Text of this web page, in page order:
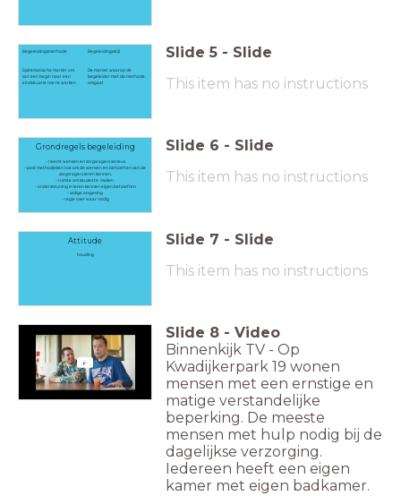
Begeleidingsmethode
Systematische manier om
van een begin naar een
eindsituatie toe te werken
Begeleidingsstijl
De manier waarop de
begeleider met de methode
omgaat
Slide 5 - Slide
This item has no instructions
Grondregels begeleiding
- neemt wensen en zorgvragers serieus
- past methodieken toe om de wensen en behoeften van de
zorgvragers leren kennen.
- ruimte om keuzes te maken.
- ondersteuning in leren kennen eigen behoeften
- veilige omgeving
- regie over waar nodig
Slide 6 - Slide
This item has no instructions
Attitude
houding
Slide 7 - Slide
This item has no instructions
Slide 8 - Video
Binnenkijk TV - Op
Kwadijkerpark 19 wonen
mensen met een ernstige en
matige verstandelijke
beperking. De meeste
mensen met hulp nodig bij de
dagelijkse verzorging.
Iedereen heeft een eigen
kamer met eigen badkamer.